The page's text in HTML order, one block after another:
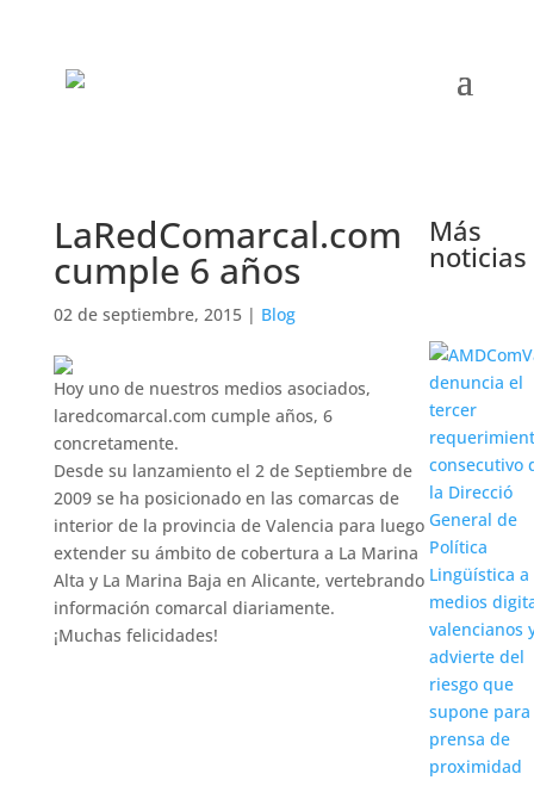
LaRedComarcal.com
cumple 6 años
02 de septiembre, 2015| Blog
Hoy uno de nuestros medios asociados,
laredcomarcal.com cumple años, 6
concretamente.
Desde su lanzamiento el 2 de Septiembre de
2009 se ha posicionado en las comarcas de
interior de la provincia de Valencia para luego
extender su ámbito de cobertura a La Marina
Alta y La Marina Baja en Alicante, vertebrando
información comarcal diariamente.
¡Muchas felicidades!
Más
noticias